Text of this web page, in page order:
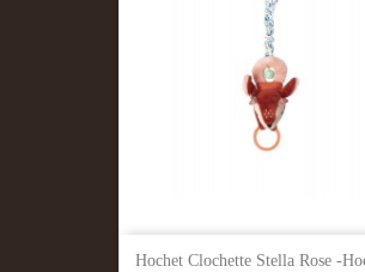
Hochet Clochette Stella Rose -